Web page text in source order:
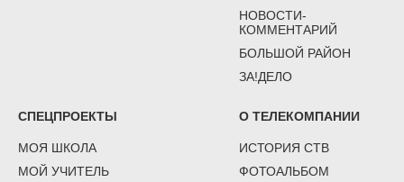
НОВОСТИ-
КОММЕНТАРИЙ
БОЛЬШОЙ РАЙОН
ЗА!ДЕЛО
СПЕЦПРОЕКТЫ
МОЯ ШКОЛА
МОЙ УЧИТЕЛЬ
О ТЕЛЕКОМПАНИИ
ИСТОРИЯ СТВ
ФОТОАЛЬБОМ